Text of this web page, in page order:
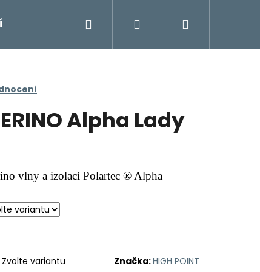
Moje objednávka
Přihlášení
Alpha Lady
vlny a izolací Polartec ® Alpha
Zvolte variantu Značka:HIGH POINT